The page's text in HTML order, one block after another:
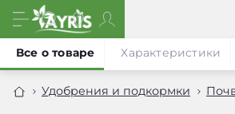
Удобрения и подкормки
Все о товаре Характеристики